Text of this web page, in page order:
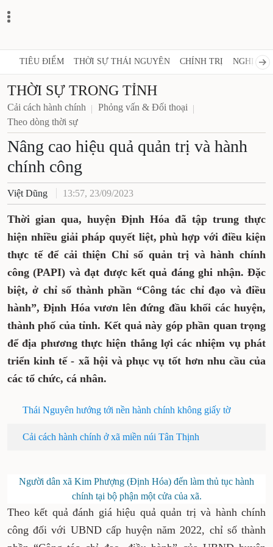
TIÊU ĐIỂM THỜI SỰ THÁI NGUYÊN CHÍNH TRỊ NGHỊ
THỜI SỰ TRONG TỈNH
Cải cách hành chính
Phỏng vấn & Đối thoại
Theo dòng thời sự
Nâng cao hiệu quả quản trị và hành
chính công
Việt Dũng 13:57, 23/09/2023
Thời gian qua, huyện Định Hóa đã tập trung thực
hiện nhiều giải pháp quyết liệt, phù hợp với điều kiện
thực tế để cải thiện Chỉ số quản trị và hành chính
công (PAPI) và đạt được kết quả đáng ghi nhận. Đặc
biệt, ở chỉ số thành phần “Công tác chỉ đạo và điều
hành”, Định Hóa vươn lên đứng đầu khối các huyện,
thành phố của tỉnh. Kết quả này góp phần quan trọng
để địa phương thực hiện thắng lợi các nhiệm vụ phát
triển kinh tế - xã hội và phục vụ tốt hơn nhu cầu của
các tổ chức, cá nhân.
Thái Nguyên hướng tới nền hành chính không giấy tờ
Cải cách hành chính ở xã miền núi Tân Thịnh
Người dân xã Kim Phượng (Định Hóa) đến làm thủ tục hành
chính tại bộ phận một cửa của xã.
Theo kết quả đánh giá hiệu quả quản trị và hành chính
công đối với UBND cấp huyện năm 2022, chỉ số thành